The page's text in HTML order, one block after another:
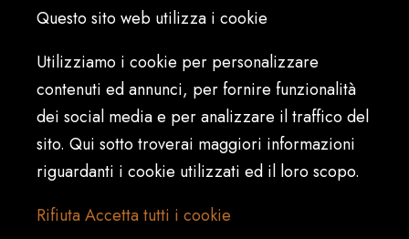
Questo sito web utilizza i cookie
Utilizziamo i cookie per personalizzare
contenuti ed annunci, per fornire funzionalità
dei social media e per analizzare il traffico del
sito. Qui sotto troverai maggiori informazioni
riguardanti i cookie utilizzati ed il loro scopo.
Rifiuta Accetta tutti i cookie